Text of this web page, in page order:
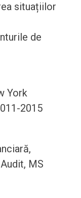
situațiilor
de
York
2015
MS